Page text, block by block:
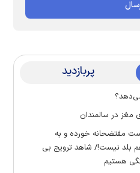
پربازدید
مفتضحانه خورده و به
هم بلد نیست!/ شاهد ترویج بی
هستیم